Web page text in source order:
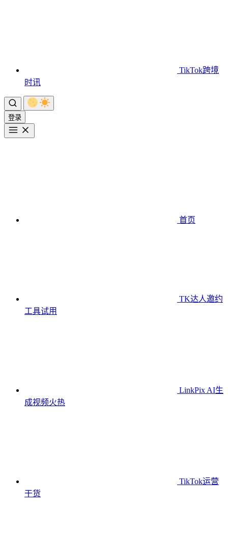
TikTok跨境
时讯
登录
首页
TK达人邀约
工具试用
LinkPix AI生
成视频火热
TikTok运营
干货